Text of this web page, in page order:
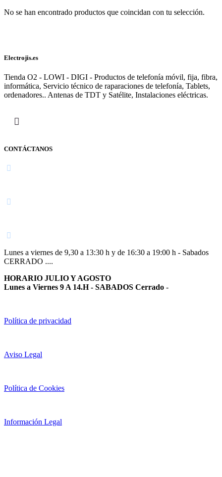
No se han encontrado productos que coincidan con tu selección.
Electrojis.es
Tienda O2 - LOWI - DIGI - Productos de telefonía móvil, fija, fibra,
informática, Servicio técnico de raparaciones de telefonía, Tablets,
ordenadores.. Antenas de TDT y Satélite, Instalaciones eléctricas.
CONTÁCTANOS
Lunes a viernes de 9,30 a 13:30 h y de 16:30 a 19:00 h - Sabados
CERRADO ....
HORARIO JULIO Y AGOSTO
Lunes a Viernes 9 A 14.H - SABADOS Cerrado -
Política de privacidad
Aviso Legal
Política de Cookies
Información Legal